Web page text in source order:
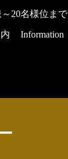
20名様位まで
Information